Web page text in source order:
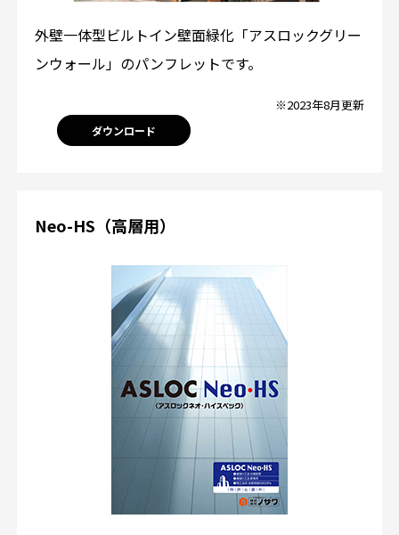
外壁一体型ビルトイン壁面緑化「アスロックグリー
ンウォール」のパンフレットです。
※2023年8月更新
ダウンロード
Neo-HS（高層用）